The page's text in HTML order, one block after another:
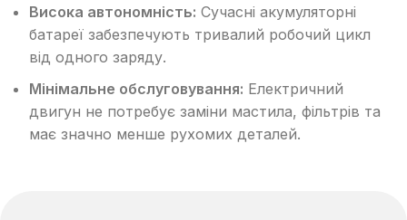
Висока автономність: Сучасні акумуляторні
батареї забезпечують тривалий робочий цикл
від одного заряду.
Мінімальне обслуговування: Електричний
двигун не потребує заміни мастила, фільтрів та
має значно менше рухомих деталей.